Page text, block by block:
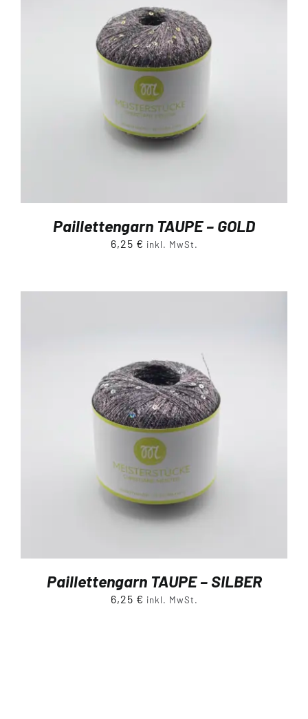
Paillettengarn TAUPE – GOLD
6,25 € inkl. MwSt.
Paillettengarn TAUPE – SILBER
6,25 € inkl. MwSt.